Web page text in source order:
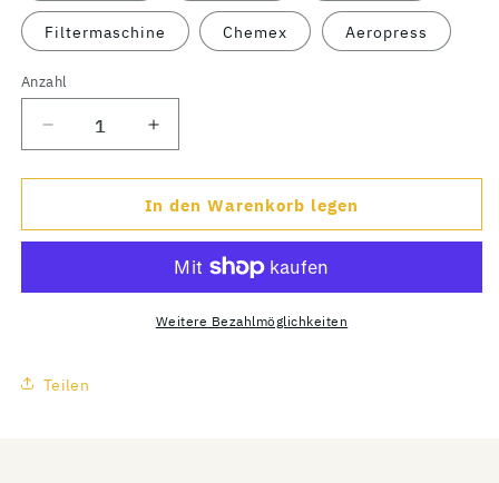
Filtermaschine Chemex Aeropress
Anzahl
Verringere
Honduras
Erhöhe
für
Honduras
In den Warenkorb legen
Weitere Bezahlmöglichkeiten
Teilen